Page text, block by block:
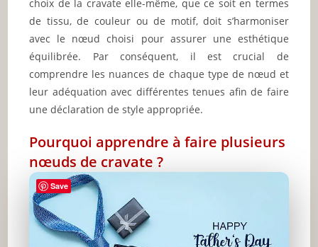
choix de la cravate elle-même, que ce soit en termes
de tissu, de couleur ou de motif, doit s’harmoniser
avec le nœud choisi pour assurer une esthétique
équilibrée. Par conséquent, il est crucial de
comprendre les nuances de chaque type de nœud et
leur adéquation avec différentes tenues afin de faire
une déclaration de style appropriée.
Pourquoi apprendre à faire plusieurs
nœuds de cravate ?
Save